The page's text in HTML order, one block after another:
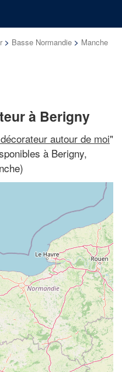
> Basse Normandie > Manche
à Berigny
autour de moi"
à Berigny,